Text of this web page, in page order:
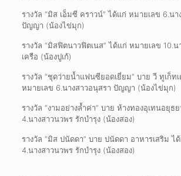
รางวัล “มิส เอ็มซี คราวน์” ได้แก่ หมายเลข 6.นา
ปัญญา (น้องไข่มุก)
รางวัล “มิสฟิตนาวฟิตเนส” ได้แก่ หมายเลข 10.
เครือ (น้องปูเก้)
รางวัล “ชุดว่ายน้ำแฟนซียอดเยี่ยม” บาย วี ทูเก็ท
หมายเลข 6.นางสาวอนุสรา ปัญญา (น้องไข่มุก)
รางวัล “งามอย่างล้ำค่า” บาย ห้างทองอุเทนอยุ
4.นางสาวนวพร รักบำรุง (น้องสอง)
รางวัล “มิส ปนัดดา” บาย ปนัดดา อาหารเสริม ไ
4.นางสาวนวพร รักบำรุง (น้องสอง)